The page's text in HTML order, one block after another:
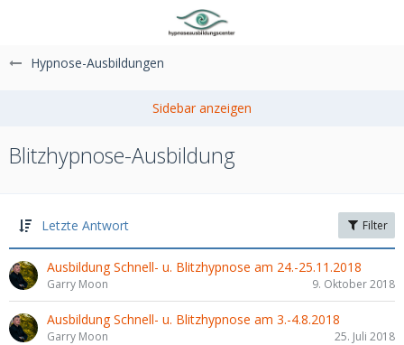
Hypnose-Ausbildungen
Blitzhypnose-Ausbildung
Letzte Antwort Filter
Ausbildung Schnell- u. Blitzhypnose am 24.-25.11.2018
Garry Moon 9. Oktober 2018
Ausbildung Schnell- u. Blitzhypnose am 3.-4.8.2018
Garry Moon 25. Juli 2018